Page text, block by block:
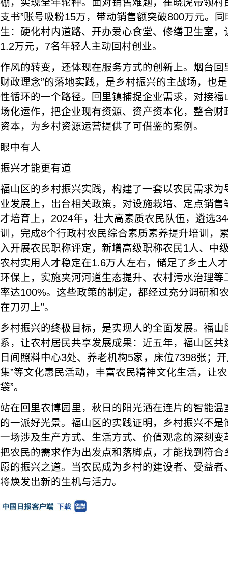
支书”账号吸粉15万，带动销售额突破800万元。
生：硬化村内道路、开办爱心食堂、修缮卫生室
1.2万元，7名年轻人主动回村创业。
作风的转变，还体现在服务方式的创新上。烟台回
财政理念”的落地实践，是乡村振兴的主战场，也
性循环的一个路径。回里镇捕捉企业需求，对接
场化运作，把企业现有资源、资产资本化，整合
资本，为乡村资源运营提供了可借鉴的案例。
眼中有人
振兴才能更有道
福山区的乡村振兴实践，构建了一套以农民需求
业发展上，出台相关政策，对设施栽培、定点销
才培育上，2024年，壮大高素质农民队伍，遴选
训，完成8个行政村农民综合素质素养提升培训，
入开展农民职称评定，新增高级职称农民1人、中
农村实用人才稳定在1.6万人左右，储足了乡土人
环保上，实施夹河河道生态提升、农村污水治理
率达100%。这些政策的制定，都经过充分调研和
在刀刃上”。
乡村振兴的终极目标，是实现人的全面发展。福
系，让农村居民共享发展成果：近五年，福山区
日间照料中心3处、养老机构5家，床位7398张；开
集”等文化惠民活动，丰富农民精神文化生活，让
袋”。
站在回里农博园里，秋日的阳光洒在连片的智能
的一派好光景。福山区的实践证明，乡村振兴不
一场涉及生产方式、生活方式、价值观念的深刻变
把农民的需求作为出发点和落脚点，才能找到符
愿的振兴之道。当农民成为乡村的建设者、受益
将焕发出新的生机与活力。